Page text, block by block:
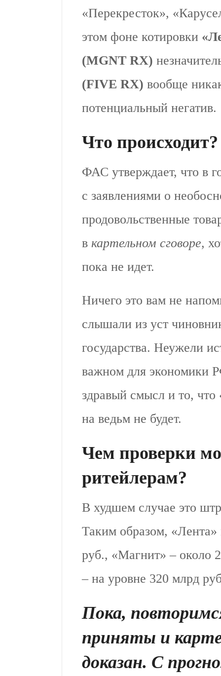
«Перекресток»,
этом фоне котировки
(MGNT RX)
(FIVE RX) вообще
потенциальный негатив.
Что происходит?
ФАС утверждает, что в
с заявлениями о
продовольственные
в картельном сговоре,
пока не идет.
Ничего это вам не
слышали из уст
государства. Неужели
важном для экономики
здравый смысл и то, что
на ведьм не будет.
Чем проверки
ритейлерам?
В худшем случае это
Таким образом,
руб., «Магнит» – около
– на уровне 320 млрд
Пока,
приняты и
доказан. С